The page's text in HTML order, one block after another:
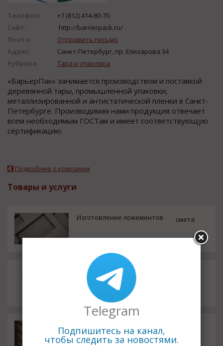
Телефон:
+7 (812) 414-80-70
Сайт:
http://barrierpack.ru/
Почта:
Отправить письмо
Адрес:
Санкт-Петербург, пр. Елизарова 34
Рубрика:
Тара и упаковка
«БарьерПак» занимается производством и поставкой
деревянной тары, промышленной упаковки,
металлизированной и антистатической пленки в Санкт-
Петербурге. Производимая нами продукция отвечает
всем необходимым ГОСТам и имеет соответствующую
сертификацию.
Подробнее о компании
Товары и услуги
Изготовление ложементов смета
Перфорированные короба (ка
бель-каналы) ф. Elettrocanali S.
Telegram
Подпишитесь на канал,
чтобы следить за новостями.